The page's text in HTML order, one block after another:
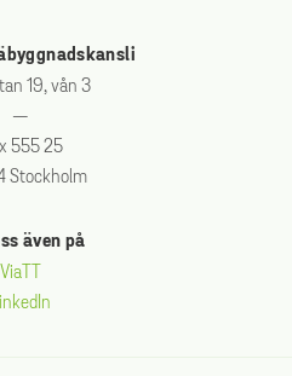
19, vån 3
—
555 25
Stockholm
även på
ViaTT
LinkedIn